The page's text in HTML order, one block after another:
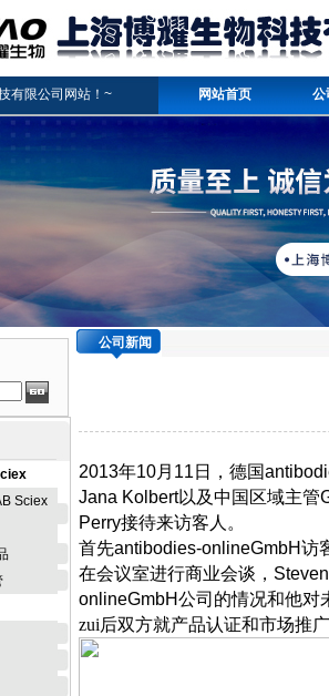
有限公司网站！~ 网站首页 公
Sciex
公司新闻
2013年10月 11 日，德国
Jana Kolbert以及中国区域主管
Perry接待来访客人。
首先antibodies-onlineGmbH访
在会议室进行商业会谈， Steven
onlineGmbH公司的情况和他对
zui后双方就产品认证和市场推